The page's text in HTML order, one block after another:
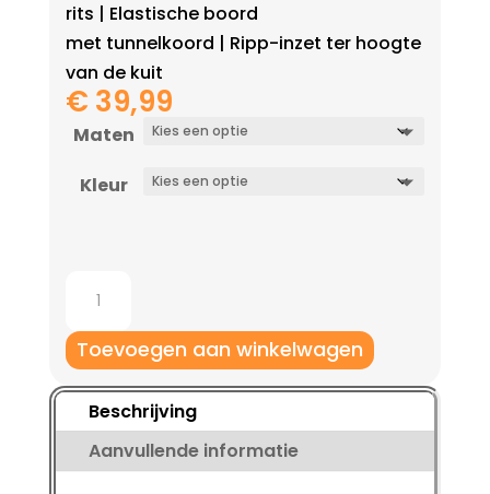
rits | Elastische boord
met tunnelkoord | Ripp-inzet ter hoogte
van de kuit
€ 39,99
Maten
Kleur
Trainingsbroek
active
aantal
Toevoegen aan winkelwagen
Beschrijving
Aanvullende informatie